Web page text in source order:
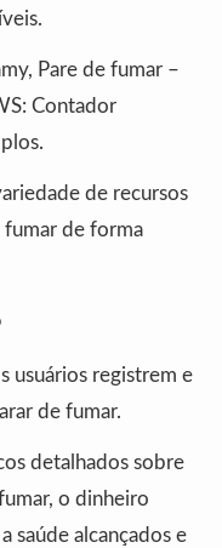
Pare de fumar –
Contador
de recursos
fumar de forma
usuários registrem e
de fumar.
detalhados sobre
o dinheiro
saúde alcançados e